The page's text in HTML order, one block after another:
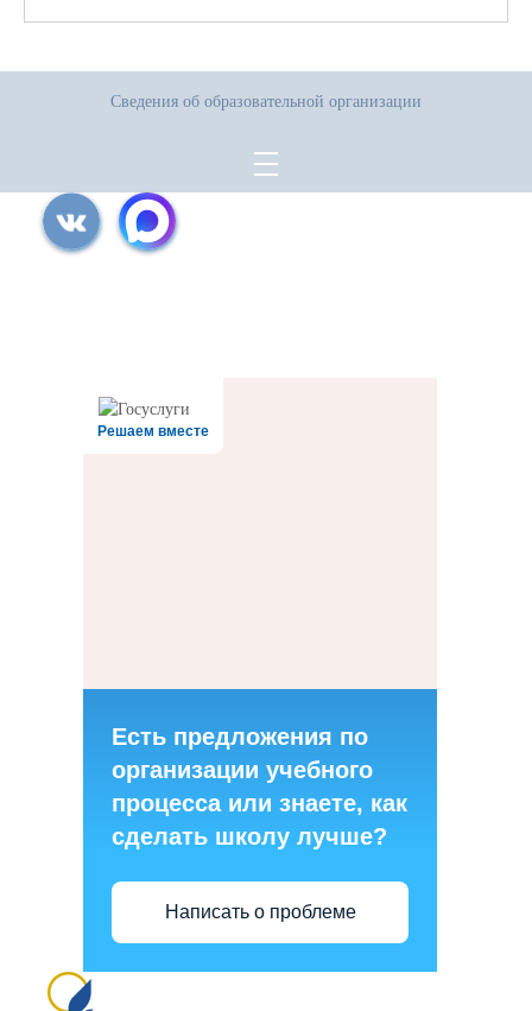
Сведения об образовательной организации
Решаем вместе
Есть предложения по
организации учебного
процесса или знаете, как
сделать школу лучше?
Написать о проблеме